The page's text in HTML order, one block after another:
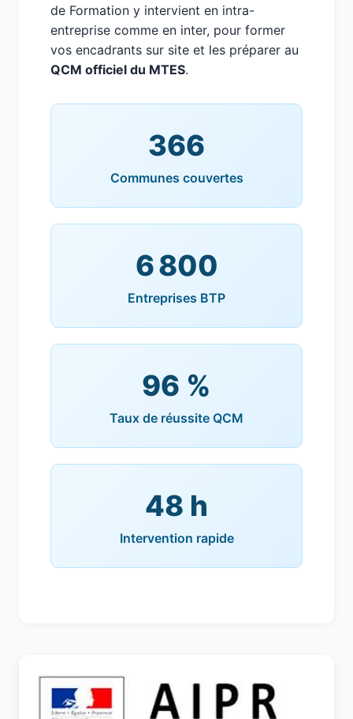
de Formation y intervient en intra-
entreprise comme en inter, pour former
vos encadrants sur site et les préparer au
QCM officiel du MTES.
366
Communes couvertes
6 800
Entreprises BTP
96 %
Taux de réussite QCM
48 h
Intervention rapide